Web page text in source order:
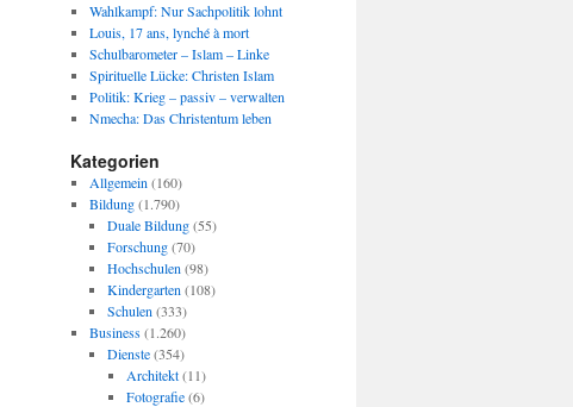
Wahlkampf: Nur Sachpolitik lohnt
Louis, 17 ans, lynché à mort
Schulbarometer – Islam – Linke
Spirituelle Lücke: Christen Islam
Politik: Krieg – passiv – verwalten
Nmecha: Das Christentum leben
Kategorien
Allgemein (160)
Bildung(1.790)
Duale Bildung(55)
Forschung(70)
Hochschulen (98)
Kindergarten (108)
Schulen (333)
Business(1.260)
Dienste(354)
Architekt(11)
Fotografie(6)